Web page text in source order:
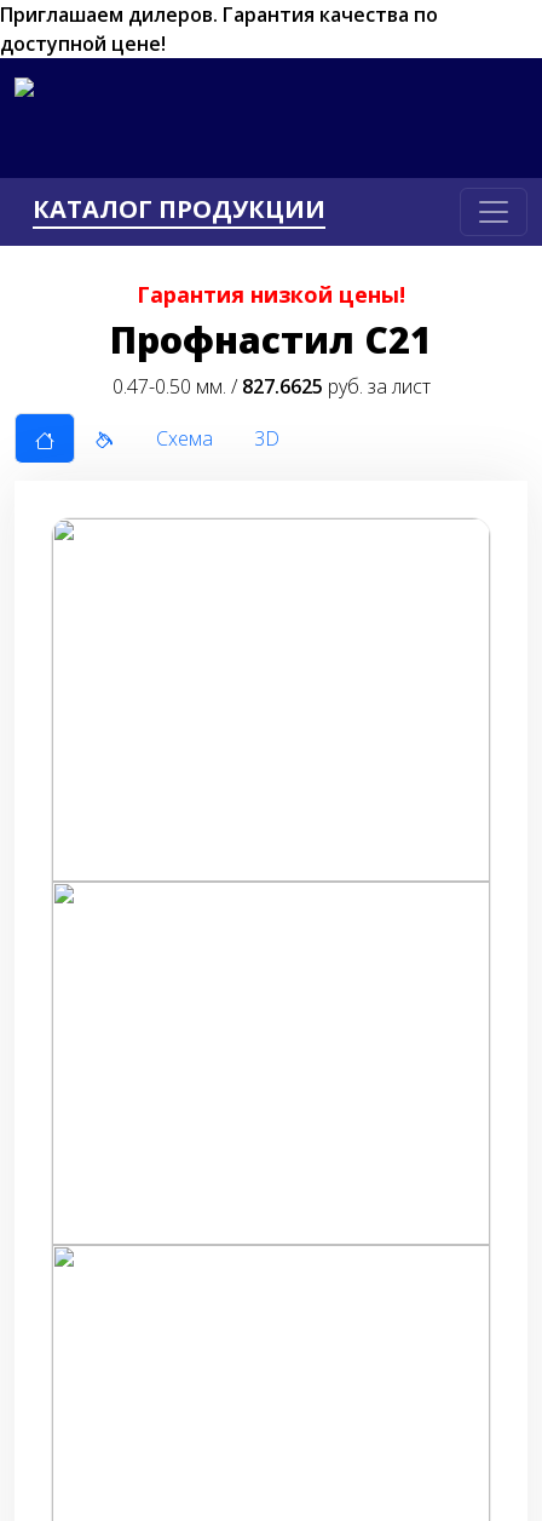
Приглашаем дилеров. Гарантия качества по
доступной цене!
КАТАЛОГ ПРОДУКЦИИ
Гарантия низкой цены!
Профнастил С21
0.47-0.50 мм. /827.6625 руб. за лист
Схема
3D